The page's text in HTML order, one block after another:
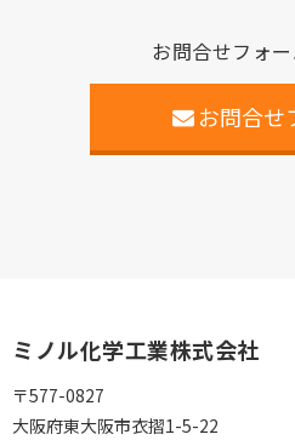
お問合せフォ
お問合せ
ミノル化学工業株式会社
〒577-0827
大阪府東大阪市衣摺1-5-22